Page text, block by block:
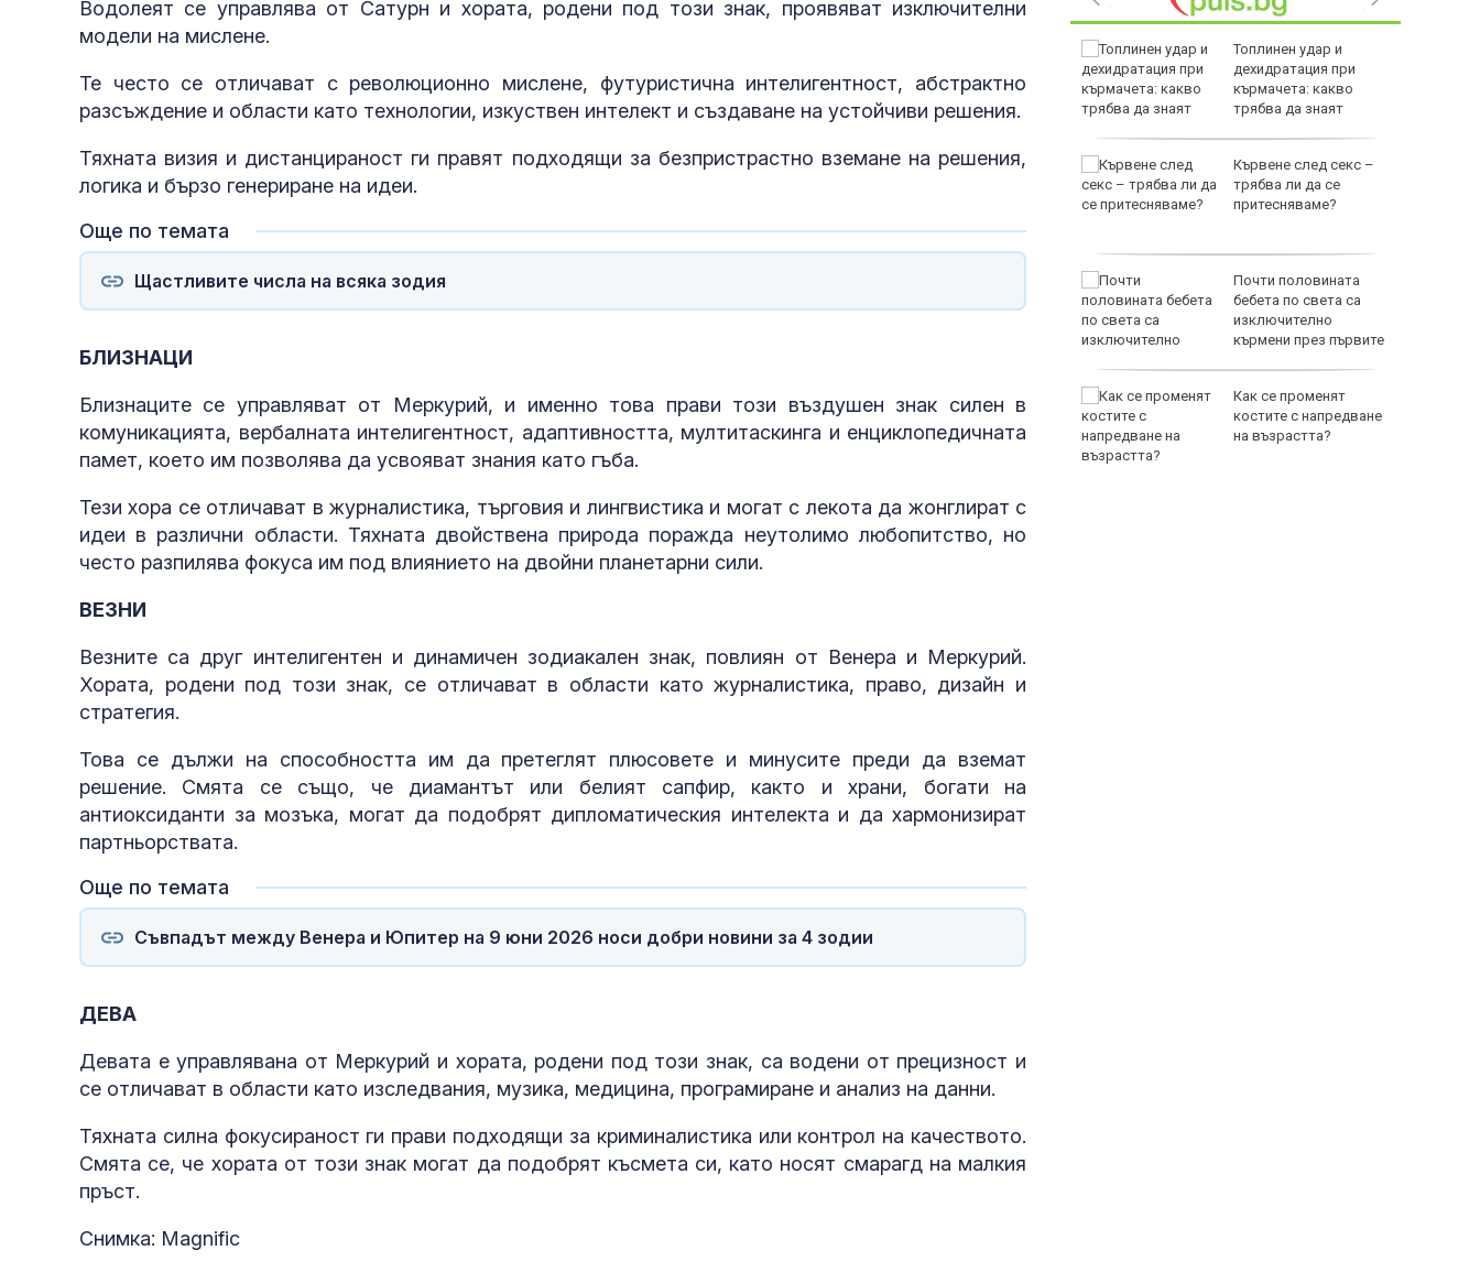
Водолеят се управлява от Сатурн и хората, родени под този знак, проявяват изключителни
модели на мислене.
Те често се отличават с революционно мислене, футуристична интелигентност, абстрактно
разсъждение и области като технологии, изкуствен интелект и създаване на устойчиви решения.
Тяхната визия и дистанцираност ги правят подходящи за безпристрастно вземане на решения,
логика и бързо генериране на идеи.
Още по темата
Щастливите числа на всяка зодия
БЛИЗНАЦИ
Близнаците се управляват от Меркурий, и именно това прави този въздушен знак силен в
комуникацията, вербалната интелигентност, адаптивността, мултитаскинга и енциклопедичната
памет, което им позволява да усвояват знания като гъба.
Тези хора се отличават в журналистика, търговия и лингвистика и могат с лекота да жонглират с
идеи в различни области. Тяхната двойствена природа поражда неутолимо любопитство, но
често разпилява фокуса им под влиянието на двойни планетарни сили.
ВЕЗНИ
Везните са друг интелигентен и динамичен зодиакален знак, повлиян от Венера и Меркурий.
Хората, родени под този знак, се отличават в области като журналистика, право, дизайн и
стратегия.
Това се дължи на способността им да претеглят плюсовете и минусите преди да вземат
решение. Смята се също, че диамантът или белият сапфир, както и храни, богати на
антиоксиданти за мозъка, могат да подобрят дипломатическия интелекта и да хармонизират
партньорствата.
Още по темата
Съвпадът между Венера и Юпитер на 9 юни 2026 носи добри новини за 4 зодии
ДЕВА
Девата е управлявана от Меркурий и хората, родени под този знак, са водени от прецизност и
се отличават в области като изследвания, музика, медицина, програмиране и анализ на данни.
Тяхната силна фокусираност ги прави подходящи за криминалистика или контрол на качеството.
Смята се, че хората от този знак могат да подобрят късмета си, като носят смарагд на малкия
пръст.
Снимка: Magnific
е задържан в
Странско
"Нямаме къде да се
Асеновград обхвана
в дербито, Диуф се
превърна в герой
Топлинен удар и
дехидратация при
кърмачета: какво
трябва да знаят
Кървене след секс –
трябва ли да се
притесняваме?
Почти половината
бебета по света са
изключително
кърмени през първите
Как се променят
костите с напредване
на възрастта?